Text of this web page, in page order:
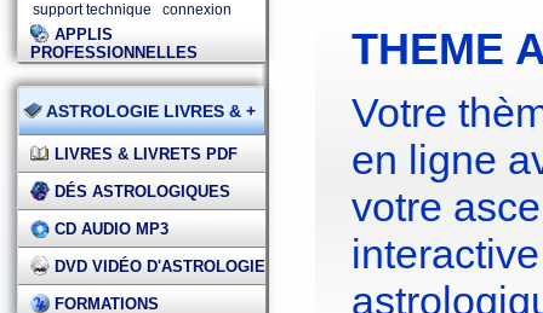
support technique
connexion
APPLIS
PROFESSIONNELLES
ASTROLOGIE LIVRES & +
LIVRES & LIVRETS PDF
DÉS ASTROLOGIQUES
CD AUDIO MP3
DVD VIDÉO D'ASTROLOGIE
FORMATIONS
THEME
Votre
en ligne
votre